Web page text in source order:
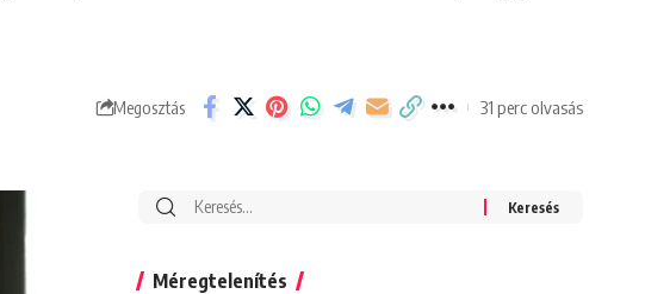
Megosztás 31 perc olvasás
Search
Méregtelenítés